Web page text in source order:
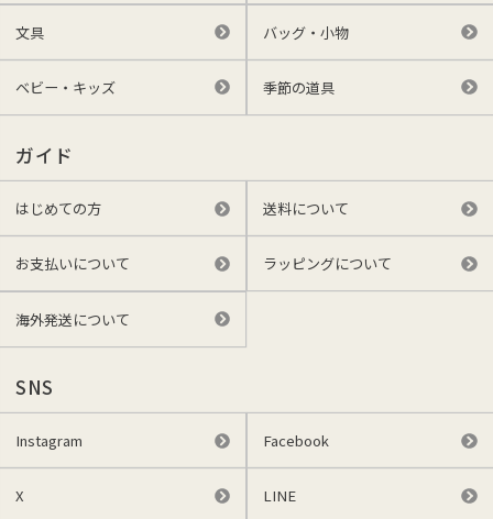
文具 バッグ・小物
ベビー・キッズ 季節の道具
ガイド
はじめての方 送料について
お支払いについて ラッピングについて
海外発送について
SNS
Instagram Facebook
X LINE